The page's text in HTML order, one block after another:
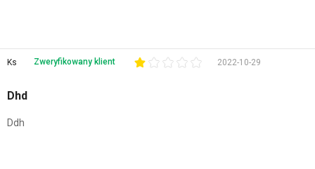
Ks Zweryfikowany klient 2022-10-29
Dhd
Ddh